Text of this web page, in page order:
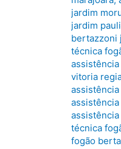
jardim
jardim
bertazzoni
técnica
vitoria
técnica
fogão